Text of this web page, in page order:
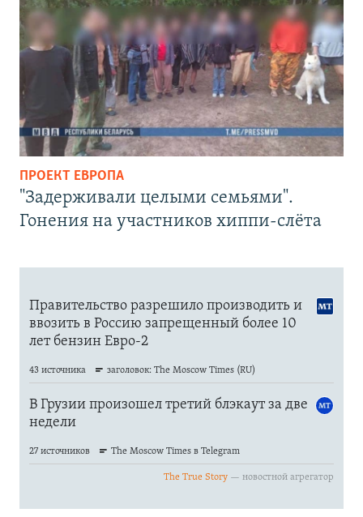
ПРОЕКТ ЕВРОПА
"Задерживали целыми семьями".
Гонения на участников хиппи-слёта